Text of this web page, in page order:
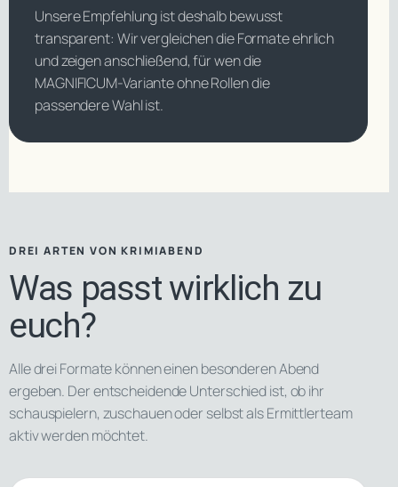
Unsere Empfehlung ist deshalb bewusst
transparent: Wir vergleichen die Formate ehrlich
und zeigen anschließend, für wen die
MAGNIFICUM-Variante ohne Rollen die
passendere Wahl ist.
DREI ARTEN VON KRIMIABEND
Was passt wirklich zu
euch?
Alle drei Formate können einen besonderen Abend
ergeben. Der entscheidende Unterschied ist, ob ihr
schauspielern, zuschauen oder selbst als Ermittlerteam
aktiv werden möchtet.